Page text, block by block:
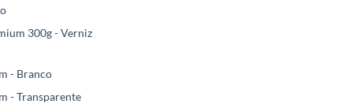
300g - Verniz
- Branco
- Transparente